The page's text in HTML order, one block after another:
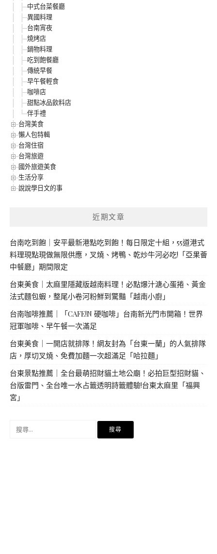
中式台菜餐廳
異國料理
台南宵夜
燒烤店
鍋物料理
吃到飽餐廳
傳統早餐
早午餐輕食
咖啡店
甜點冰品飲料店
伴手禮
台灣美食
懶人包特輯
台灣住宿
台灣旅遊
國外旅遊美食
生活分享
說說學日文的事
近期文章
台南吃到飽｜安平最新港點吃到飽！每日限定十組，55道港式
料理現點現做無限供應，叉燒、烤鴨、乾炒牛河必吃!「亞果薈
中餐廳」期間限定
台東美食｜太麻里隱藏版越南料理！必點爆汁溏心蛋捲、黃金
法式麵包蝦，整尾小卷河粉鮮到驚豔「越南小廚」
台南咖啡推薦｜「CAFE!N 硬咖啡」台南新光門市開箱！世界
冠軍咖啡、早午餐一次滿足
台東美食｜一開店就排隊！網友封為「台東一蘭」的人氣排隊
店，厚切叉燒、免費加麵一次超滿足「哈拉麵」
台東景點推薦｜全台最萌招財貓土地公廟！必拍巨型招財貓、
台版雷門、全台唯一水占籤透明詩籤體驗!台東太麻里「福興
宮」